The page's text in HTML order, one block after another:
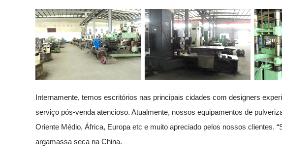
Internamente, temos escritórios nas principais cidades com designers
serviço pós-venda atencioso. Atualmente, nossos equipamentos de
Oriente Médio, África, Europa etc e muito apreciado pelos nossos clientes.
argamassa seca na China.